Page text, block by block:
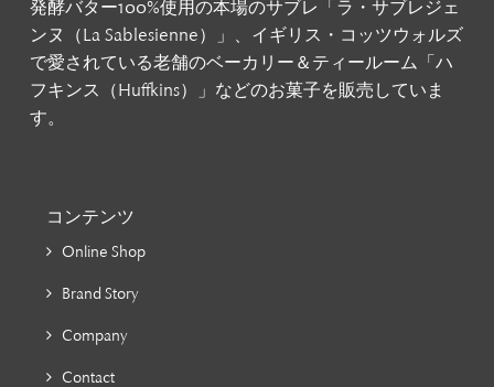
発酵バター100%使用の本場のサブレ「ラ・サブレジェ
ンヌ（La Sablesienne）」、イギリス・コッツウォルズ
で愛されている老舗のベーカリー＆ティールーム「ハ
フキンス（Huffkins）」などのお菓子を販売していま
す。
コンテンツ
Online Shop
Brand Story
Company
Contact